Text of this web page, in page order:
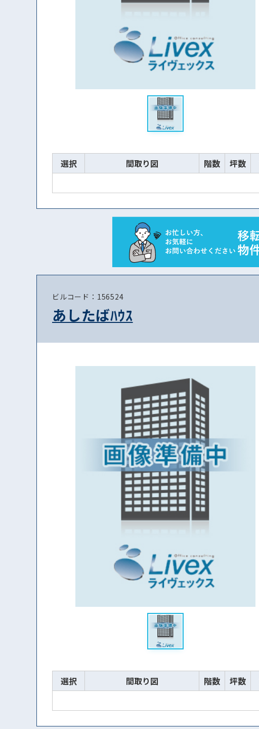
選択 間取り図 階数 坪数
ビルコード：156524
あしたばﾊｳｽ
選択 間取り図 階数 坪数